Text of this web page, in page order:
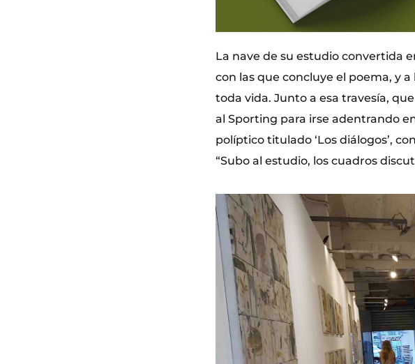
La nave de su estudio convertida
con las que concluye el poema, y
toda vida. Junto a esa travesía,
al Sporting para irse adentrando
políptico titulado ‘Los diálogos’,
“Subo al estudio, los cuadros